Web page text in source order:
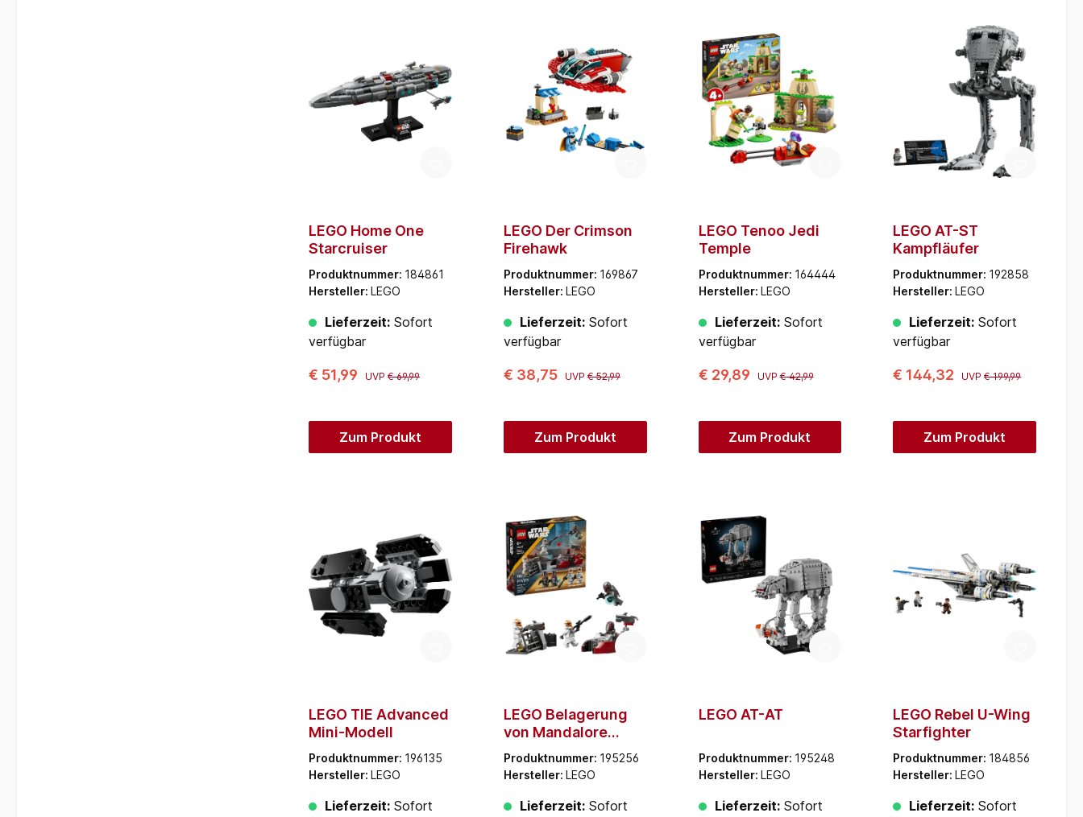
LEGO Home One
Starcruiser
Produktnummer: 184861
Hersteller: LEGO
Lieferzeit: Sofort
verfügbar
€ 51,99 UVP € 69,99
Zum Produkt
LEGO Der Crimson
Firehawk
Produktnummer: 169867
Hersteller: LEGO
Lieferzeit:Sofort
verfügbar
€ 38,75 UVP€ 52,99
Zum Produkt
LEGO Tenoo Jedi
Temple
Produktnummer: 164444
Hersteller: LEGO
Lieferzeit:Sofort
verfügbar
€ 29,89 UVP€ 42,99
Zum Produkt
LEGO AT-ST
Kampfläufer
Produktnummer: 192858
Hersteller:LEGO
Lieferzeit: Sofort
verfügbar
€ 144,32 UVP€ 199,99
Zum Produkt
LEGO TIE Advanced
Mini-Modell
Produktnummer: 196135
Hersteller: LEGO
Lieferzeit: Sofort
LEGO Belagerung
von Mandalore
Battle Pack
Produktnummer: 195256
Hersteller: LEGO
Lieferzeit:Sofort
LEGO AT-AT
Produktnummer: 195248
Hersteller: LEGO
Lieferzeit:Sofort
LEGO Rebel U-Wing
Starfighter
Produktnummer: 184856
Hersteller:LEGO
Lieferzeit: Sofort